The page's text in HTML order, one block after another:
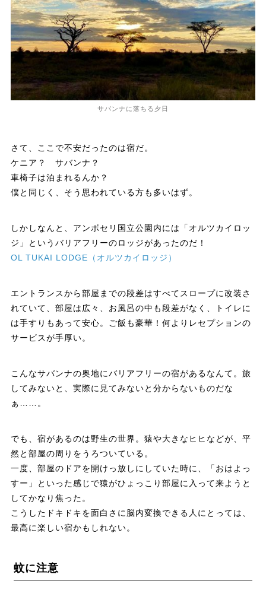
サバンナに落ちる夕日
さて、ここで不安だったのは宿だ。
ケニア？ サバンナ？
車椅子は泊まれるんか？
僕と同じく、そう思われている方も多いはず。
しかしなんと、アンボセリ国立公園内には「オルツカイロッ
ジ」というバリアフリーのロッジがあったのだ！
OL TUKAI LODGE（オルツカイロッジ）
エントランスから部屋までの段差はすべてスロープに改装さ
れていて、部屋は広々、お風呂の中も段差がなく、トイレに
は手すりもあって安心。ご飯も豪華！何よりレセプションの
サービスが手厚い。
こんなサバンナの奥地にバリアフリーの宿があるなんて。旅
してみないと、実際に見てみないと分からないものだな
ぁ……。
でも、宿があるのは野生の世界。猿や大きなヒヒなどが、平
然と部屋の周りをうろついている。
一度、部屋のドアを開けっ放しにしていた時に、「おはよっ
すー」といった感じで猿がひょっこり部屋に入って来ようと
してかなり焦った。
こうしたドキドキを面白さに脳内変換できる人にとっては、
最高に楽しい宿かもしれない。
蚊に注意